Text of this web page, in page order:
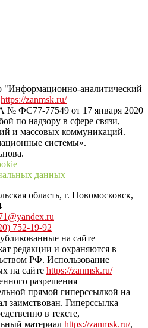
в Тульской области на сайте
"Информационно-аналитический
https://zanmsk.ru/
№ ФС77-77549 от 17 января 2020
по надзору в сфере связи,
и массовых коммуникаций.
системы».
данных
область, г. Новомосковск,
752-19-92
на сайте
редакции и охраняются в
РФ. Использование
на сайте https://zanmsk.ru/
разрешения
прямой гиперссылкой на
заимствован. Гиперссылка
в тексте,
материал https://zanmsk.ru/,